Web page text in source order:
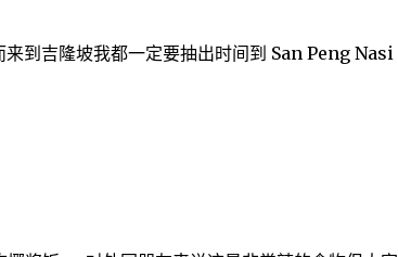
到吉隆坡我都一定要抽出时间到 San Peng Nasi